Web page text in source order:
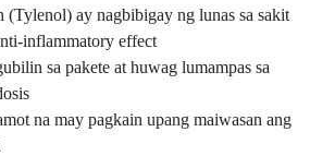
(Tylenol) ay nagbibigay ng lunas sa sakit
inflammatory effect
sa pakete at huwag lumampas sa
na may pagkain upang maiwasan ang